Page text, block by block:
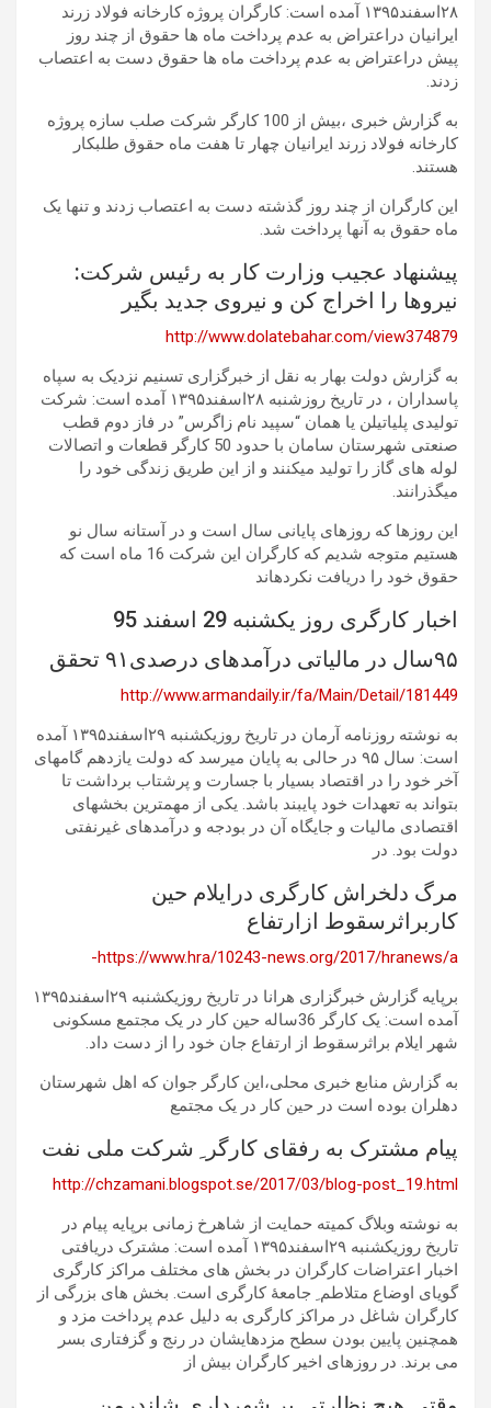
۲۸اسفند۱۳۹۵ آمده است: کارگران پروژه کارخانه فولاد زرند
ایرانیان دراعتراض به عدم پرداخت ماه ها حقوق از چند روز
پیش دراعتراض به عدم پرداخت ماه ها حقوق دست به اعتصاب
زدند.
به گزارش خبری ،بیش از 100 کارگر شرکت صلب سازه پروژه
کارخانه فولاد زرند ایرانیان چهار تا هفت ماه حقوق طلبکار
هستند.
این کارگران از چند روز گذشته دست به اعتصاب زدند و تنها یک
ماه حقوق به آنها پرداخت شد.
پیشنهاد عجیب وزارت کار به رئیس شرکت:
نیروها را اخراج کن و نیروی جدید بگیر
http://www.dolatebahar.com/view374879
به گزارش دولت بهار به نقل از خبرگزاری تسنیم نزدیک به سپاه
پاسداران ، در تاریخ روزشنبه ۲۸اسفند۱۳۹۵ آمده است: شرکت
تولیدی پلیاتیلن یا همان “سپید نام زاگرس” در فاز دوم قطب
صنعتی شهرستان سامان با حدود 50 کارگر قطعات و اتصالات
لوله های گاز را تولید میکنند و از این طریق زندگی خود را
میگذرانند.
این روزها که روزهای پایانی سال است و در آستانه سال نو
هستیم متوجه شدیم که کارگران این شرکت 16 ماه است که
حقوق خود را دریافت نکردهاند
اخبار کارگری روز یکشنبه 29 اسفند 95
۹۵سال در مالیاتی درآمدهای درصدی۹۱ تحقق
http://www.armandaily.ir/fa/Main/Detail/181449
به نوشته روزنامه آرمان در تاریخ روزیکشنبه ۲۹اسفند۱۳۹۵ آمده
است: سال ۹۵ در حالی به پایان میرسد که دولت یازدهم گامهای
آخر خود را در اقتصاد بسیار با جسارت و پرشتاب برداشت تا
بتواند به تعهدات خود پایبند باشد. یکی از مهمترین بخشهای
اقتصادی مالیات و جایگاه آن در بودجه و درآمدهای غیرنفتی
دولت بود. در
مرگ دلخراش کارگری درایلام حین
کاربراثرسقوط ازارتفاع
https://www.hra/10243-news.org/2017/hranews/a-
برپایه گزارش خبرگزاری هرانا در تاریخ روزیکشنبه ۲۹اسفند۱۳۹۵
آمده است: یک کارگر 36ساله حین کار در یک مجتمع مسکونی
شهر ایلام براثرسقوط از ارتفاع جان خود را از دست داد.
به گزارش منابع خبری محلی،این کارگر جوان که اهل شهرستان
دهلران بوده است در حین کار در یک مجتمع
پیام مشترک به رفقای کارگر ِ شرکت ملی نفت
http://chzamani.blogspot.se/2017/03/blog-post_19.html
به نوشته وبلاگ کمیته حمایت از شاهرخ زمانی برپایه پیام در
تاریخ روزیکشنبه ۲۹اسفند۱۳۹۵ آمده است: مشترک دریافتی
اخبار اعتراضات کارگران در بخش های مختلف مراکز کارگری
گویای اوضاع متلاطم ِ جامعۀ کارگری است. بخش های بزرگی از
کارگران شاغل در مراکز کارگری به دلیل عدم پرداخت مزد و
همچنین پایین بودن سطح مزدهایشان در رنج و گزفتاری بسر
می برند. در روزهای اخیر کارگران بیش از